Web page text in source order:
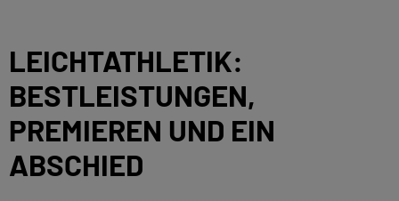
LEICHTATHLETIK:
BESTLEISTUNGEN,
PREMIEREN UND EIN
ABSCHIED